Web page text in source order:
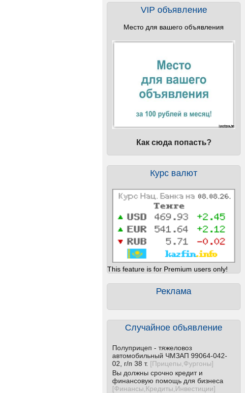
VIP объявление
Место для вашего объявления
Как сюда попасть?
Курс валют
This feature is for Premium users only!
Реклама
Случайное объявление
Полуприцеп - тяжеловоз
автомобильный ЧМЗАП 99064-042-
02, г/п 38 т. [Прицепы,Фургоны]
Вы должны срочно кредит и
финансовую помощь для бизнеса
[Финансы,Кредиты,Инвестиции]